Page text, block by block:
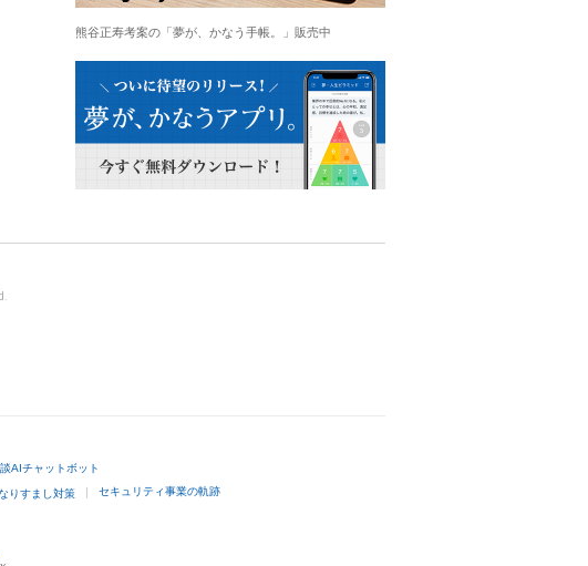
熊谷正寿考案の「夢が、かなう手帳。」販売中
AIチャットボット
りすまし対策 セキュリティ事業の軌跡